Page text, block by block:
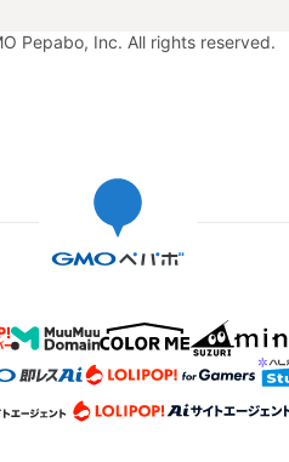
Pepabo, Inc. All rights reserved.